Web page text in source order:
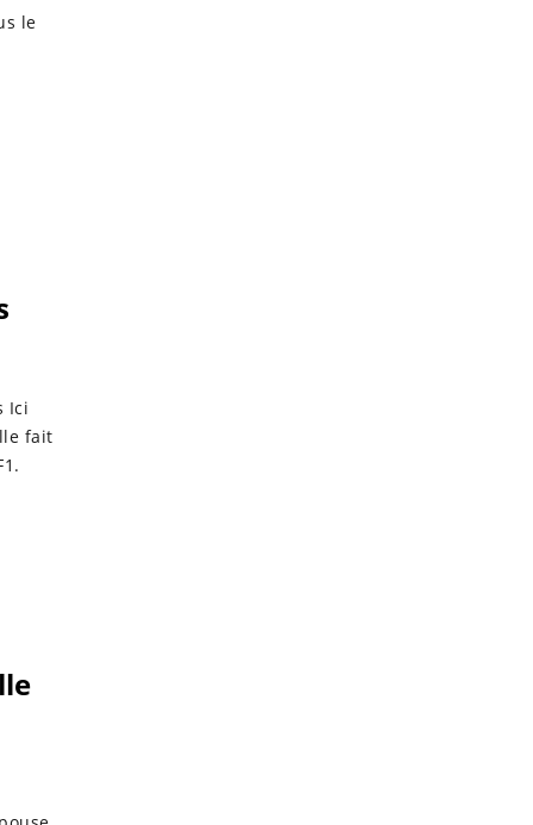
le
Ici
fait